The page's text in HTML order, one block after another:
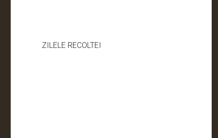
ZILELE RECOLTEI